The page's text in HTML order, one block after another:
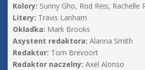
Kolory: Sunny Gho, Rod Reis, Rachelle
Litery: Travis Lanham
Okładka: Mark Brooks
Asystent redaktora: Alanna Smith
Redaktor: Tom Brevoort
Redaktor naczelny: Axel Alonso